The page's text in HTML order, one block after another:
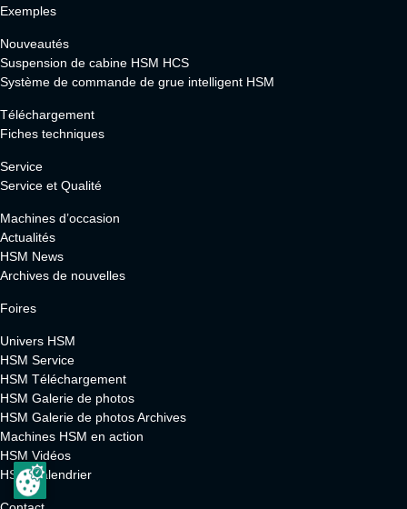
Exemples
Nouveautés
Suspension de cabine HSM HCS
Système de commande de grue intelligent HSM
Téléchargement
Fiches techniques
Service
Service et Qualité
Machines d’occasion
Actualités
HSM News
Archives de nouvelles
Foires
Univers HSM
HSM Service
HSM Téléchargement
HSM Galerie de photos
HSM Galerie de photos Archives
Machines HSM en action
HSM Vidéos
HSM Calendrier